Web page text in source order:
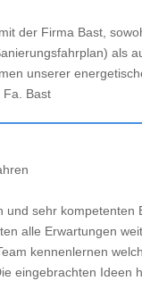
der Firma Bast,
als
unserer
Fa. Bast
und sehr kompetenten
alle Erwartungen
kennenlernen
eingebrachten Ideen